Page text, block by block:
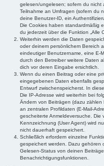
gelesen/ungelesen; sofern du nicht
Teilnahme an Umfragen (sofern du
deine Benutzer-ID, ein
Die Cookies haben standardmäßig
du jederzeit über die Funktion „Alle
Weiterhin werden die Daten
oder deinem persönlichem Bereich
eindeutiger Benutzername, eine E-
durch den Betreiber weitere Daten
dich vor deren Eingabe ersichtlich.
Wenn du einen Beitrag oder eine
eingegebenen Daten ebenfalls
Entwurf zwischenspeicherst. In
Die IP-Adresse wird weiterhin bei
Ändern von Beiträgen (dazu
an zentralen Profildaten (E-Mail-
gescheiterte Anmeldeversuche. Die
Kennzeichnung (User Agent) wird
nicht dauerhaft gespeichert.
Schließlich erfordern einzelne
gespeichert werden. Dazu gehören
Gelesen-Status von deinen
Benachrichtigungsfunktionen.